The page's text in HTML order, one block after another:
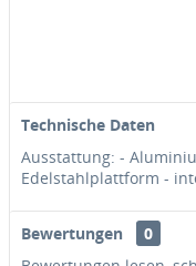
Technische Daten
Ausstattung: -
Edelstahlplattform -
Bewertungen
0